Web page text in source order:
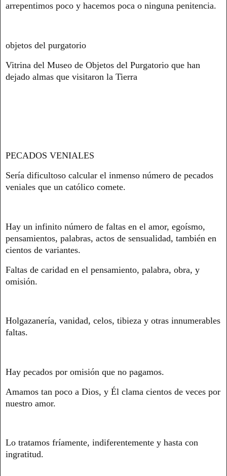
arrepentimos poco y hacemos poca o ninguna penitencia.
objetos del purgatorio
Vitrina del Museo de Objetos del Purgatorio que han
dejado almas que visitaron la Tierra
PECADOS VENIALES
Sería dificultoso calcular el inmenso número de pecados
veniales que un católico comete.
Hay un infinito número de faltas en el amor, egoísmo,
pensamientos, palabras, actos de sensualidad, también en
cientos de variantes.
Faltas de caridad en el pensamiento, palabra, obra, y
omisión.
Holgazanería, vanidad, celos, tibieza y otras innumerables
faltas.
Hay pecados por omisión que no pagamos.
Amamos tan poco a Dios, y Él clama cientos de veces por
nuestro amor.
Lo tratamos fríamente, indiferentemente y hasta con
ingratitud.